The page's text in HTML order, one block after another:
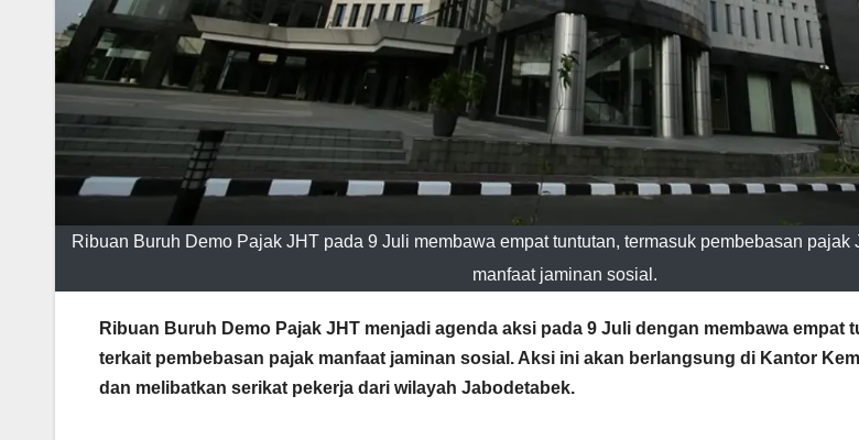
Ribuan Buruh Demo Pajak JHT pada 9 Juli membawa empat tuntutan, termasuk pembebasan pajak
manfaat jaminan sosial.
Ribuan Buruh Demo Pajak JHT menjadi agenda aksi pada 9 Juli dengan membawa empat
terkait pembebasan pajak manfaat jaminan sosial. Aksi ini akan berlangsung di Kantor
dan melibatkan serikat pekerja dari wilayah Jabodetabek.